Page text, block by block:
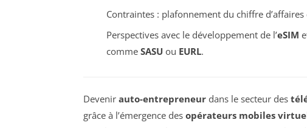
Contraintes : plafonnement du chiffre
Perspectives avec le développement de l’eSIM
comme SASU ou EURL.
Devenir auto-entrepreneur dans le secteur des
grâce à l’émergence des opérateurs mobiles